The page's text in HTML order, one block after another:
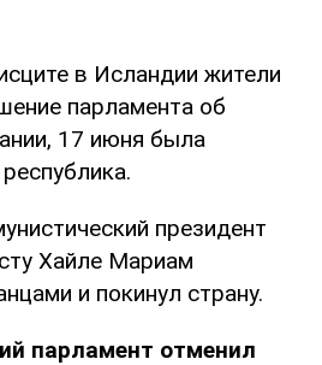
в Исландии жители
парламента об
17 июня была
президент
Хайле Мариам
и покинул страну.
парламент отменил